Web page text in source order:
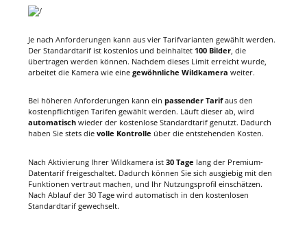
Je nach Anforderungen kann aus vier Tarifvarianten gewählt werden.
Der Standardtarif ist kostenlos und beinhaltet 100 Bilder , die
übertragen werden können. Nachdem dieses Limit erreicht wurde,
arbeitet die Kamera wie eine gewöhnliche Wildkamera weiter.
Bei höheren Anforderungen kann ein passender Tarifaus den
kostenpflichtigen Tarifen gewählt werden. Läuft dieser ab, wird
automatisch wieder der kostenlose Standardtarif genutzt. Dadurch
haben Sie stets die volle Kontrolle über die entstehenden Kosten.
Nach Aktivierung Ihrer Wildkamera ist 30 Tage lang der Premium-
Datentarif freigeschaltet. Dadurch können Sie sich ausgiebig mit den
Funktionen vertraut machen, und Ihr Nutzungsprofil einschätzen.
Nach Ablauf der 30 Tage wird automatisch in den kostenlosen
Standardtarif gewechselt.